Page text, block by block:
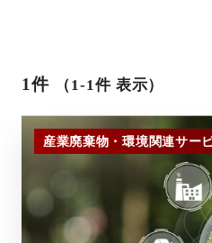
1件 （1-1件 表示）
産業廃棄物・環境関連サー